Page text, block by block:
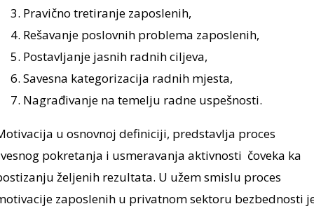
Pravično tretiranje zaposlenih,
Rešavanje poslovnih problema zaposlenih,
Postavljanje jasnih radnih ciljeva,
Savesna kategorizacija radnih mjesta,
Nagrađivanje na temelju radne uspešnosti.
u osnovnoj definiciji, predstavlja proces
pokretanja i usmeravanja aktivnosti čoveka ka
željenih rezultata. U užem smislu proces
zaposlenih u privatnom sektoru bezbednosti